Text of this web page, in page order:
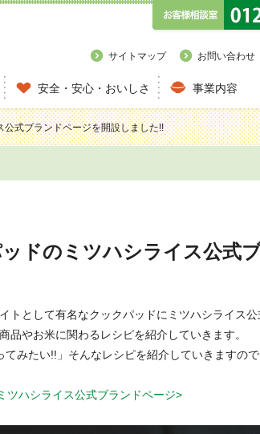
サイトマップ お問い合わせ
安全・安心・おいしさ 事業内容
式ブランドページを開設しました!!
ドのミツハシライス公式
トとして有名なクックパッドにミツハシライス
品やお米に関わるレシピを紹介していきます。
てみたい!!」そんなレシピを紹介していきますの
ツハシライス公式ブランドページ>